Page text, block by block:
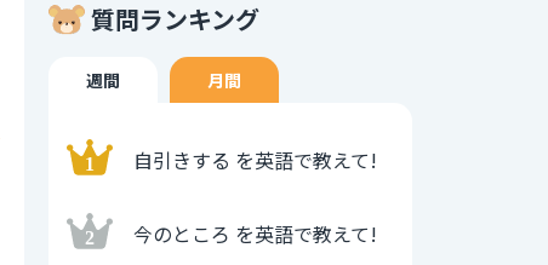
質問ランキング
週間 月間
自引きする を英語で教えて!
今のところ を英語で教えて!